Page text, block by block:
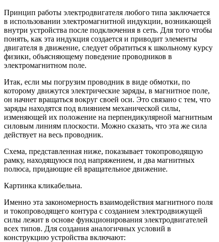
Принцип работы электродвигателя любого типа заключается
в использовании электромагнитной индукции, возникающей
внутри устройства после подключения в сеть. Для того чтобы
понять, как эта индукция создается и приводит элементы
двигателя в движение, следует обратиться к школьному курсу
физики, объясняющему поведение проводников в
электромагнитном поле.
Итак, если мы погрузим проводник в виде обмотки, по
которому движутся электрические заряды, в магнитное поле,
он начнет вращаться вокруг своей оси. Это связано с тем, что
заряды находятся под влиянием механической силы,
изменяющей их положение на перпендикулярной магнитным
силовым линиям плоскости. Можно сказать, что эта же сила
действует на весь проводник.
Схема, представленная ниже, показывает токопроводящую
рамку, находящуюся под напряжением, и два магнитных
полюса, придающие ей вращательное движение.
Картинка кликабельна.
Именно эта закономерность взаимодействия магнитного поля
и токопроводящего контура с созданием электродвижущей
силы лежит в основе функционирования электродвигателей
всех типов. Для создания аналогичных условий в
конструкцию устройства включают: